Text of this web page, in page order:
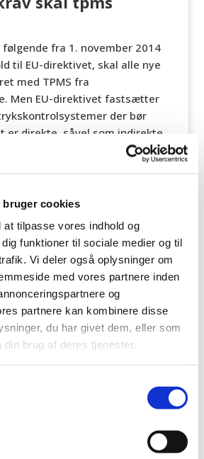
bruger cookies
tilpasse vores indhold og
funktioner til sociale medier og til
Vi deler også oplysninger om
med vores partnere inden
og
partnere kan kombinere disse
du har givet dem, eller som
brug af deres tjenester.
fra 1. november 2014
til EU-direktivet, skal alle nye
med TPMS fra
Men EU-direktivet fastsætter
der bør
er direkte, såvel som indirekte
de opfylder kravene og
R 64. ECE-R 64 omhandler kun
skal anvendes.
del af bilens
og derfor skal dette være
syn af køretøjet.
ud af, om det er et direkte
I tilfælde af, at din bil er